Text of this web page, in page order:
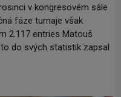
v kongresovém sále
fáze turnaje však
2.117 entries Matouš
do svých statistik zapsal